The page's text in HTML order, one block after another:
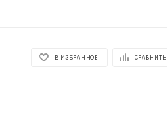
В ИЗБРАННОЕ СРАВНИТЬ